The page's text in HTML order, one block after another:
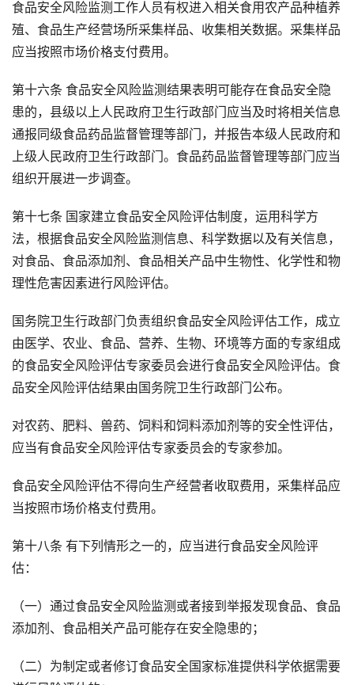
食品安全风险监测工作人员有权进入相关食用农产品种植养
殖、食品生产经营场所采集样品、收集相关数据。采集样品
应当按照市场价格支付费用。
第十六条 食品安全风险监测结果表明可能存在食品安全隐
患的，县级以上人民政府卫生行政部门应当及时将相关信息
通报同级食品药品监督管理等部门，并报告本级人民政府和
上级人民政府卫生行政部门。食品药品监督管理等部门应当
组织开展进一步调查。
第十七条 国家建立食品安全风险评估制度，运用科学方
法，根据食品安全风险监测信息、科学数据以及有关信息，
对食品、食品添加剂、食品相关产品中生物性、化学性和物
理性危害因素进行风险评估。
国务院卫生行政部门负责组织食品安全风险评估工作，成立
由医学、农业、食品、营养、生物、环境等方面的专家组成
的食品安全风险评估专家委员会进行食品安全风险评估。食
品安全风险评估结果由国务院卫生行政部门公布。
对农药、肥料、兽药、饲料和饲料添加剂等的安全性评估，
应当有食品安全风险评估专家委员会的专家参加。
食品安全风险评估不得向生产经营者收取费用，采集样品应
当按照市场价格支付费用。
第十八条 有下列情形之一的，应当进行食品安全风险评
估：
（一）通过食品安全风险监测或者接到举报发现食品、食品
添加剂、食品相关产品可能存在安全隐患的；
（二）为制定或者修订食品安全国家标准提供科学依据需要